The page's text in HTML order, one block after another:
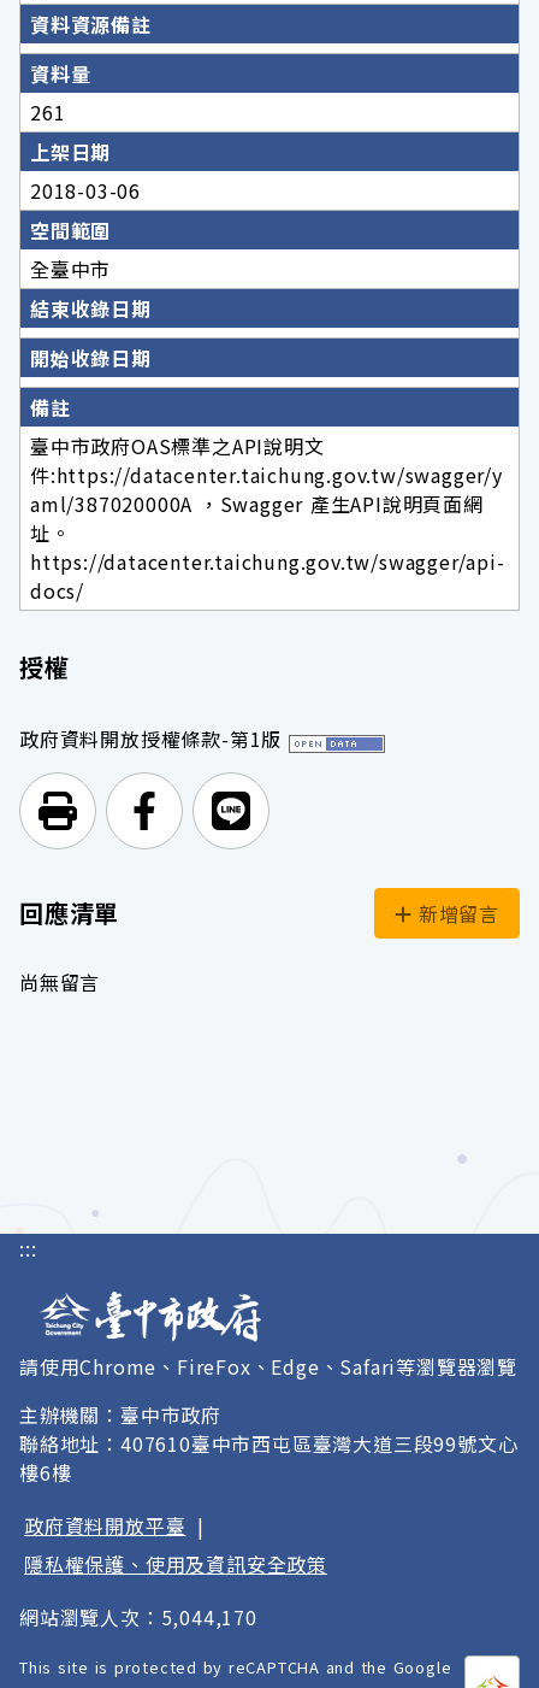
資料資源備註
資料量
261
上架日期
2018-03-06
空間範圍
全臺中市
結束收錄日期
開始收錄日期
備註
臺中市政府OAS標準之API說明文
件:https://datacenter.taichung.gov.tw/swagger/y
aml/387020000A ，Swagger 產生API說明頁面網
址。
https://datacenter.taichung.gov.tw/swagger/api-
docs/
授權
政府資料開放授權條款-第1版
列印頁面前往Facebook
前往Line
回應清單 新增留言
尚無留言
打開
:::
請使用Chrome、FireFox、Edge、Safari等瀏覽器瀏覽
主辦機關：臺中市政府
聯絡地址：407610臺中市西屯區臺灣大道三段99號文心
樓6樓
政府資料開放平臺 |
隱私權保護、使用及資訊安全政策
網站瀏覽人次：5,044,170
This site is protected by reCAPTCHA and the Google